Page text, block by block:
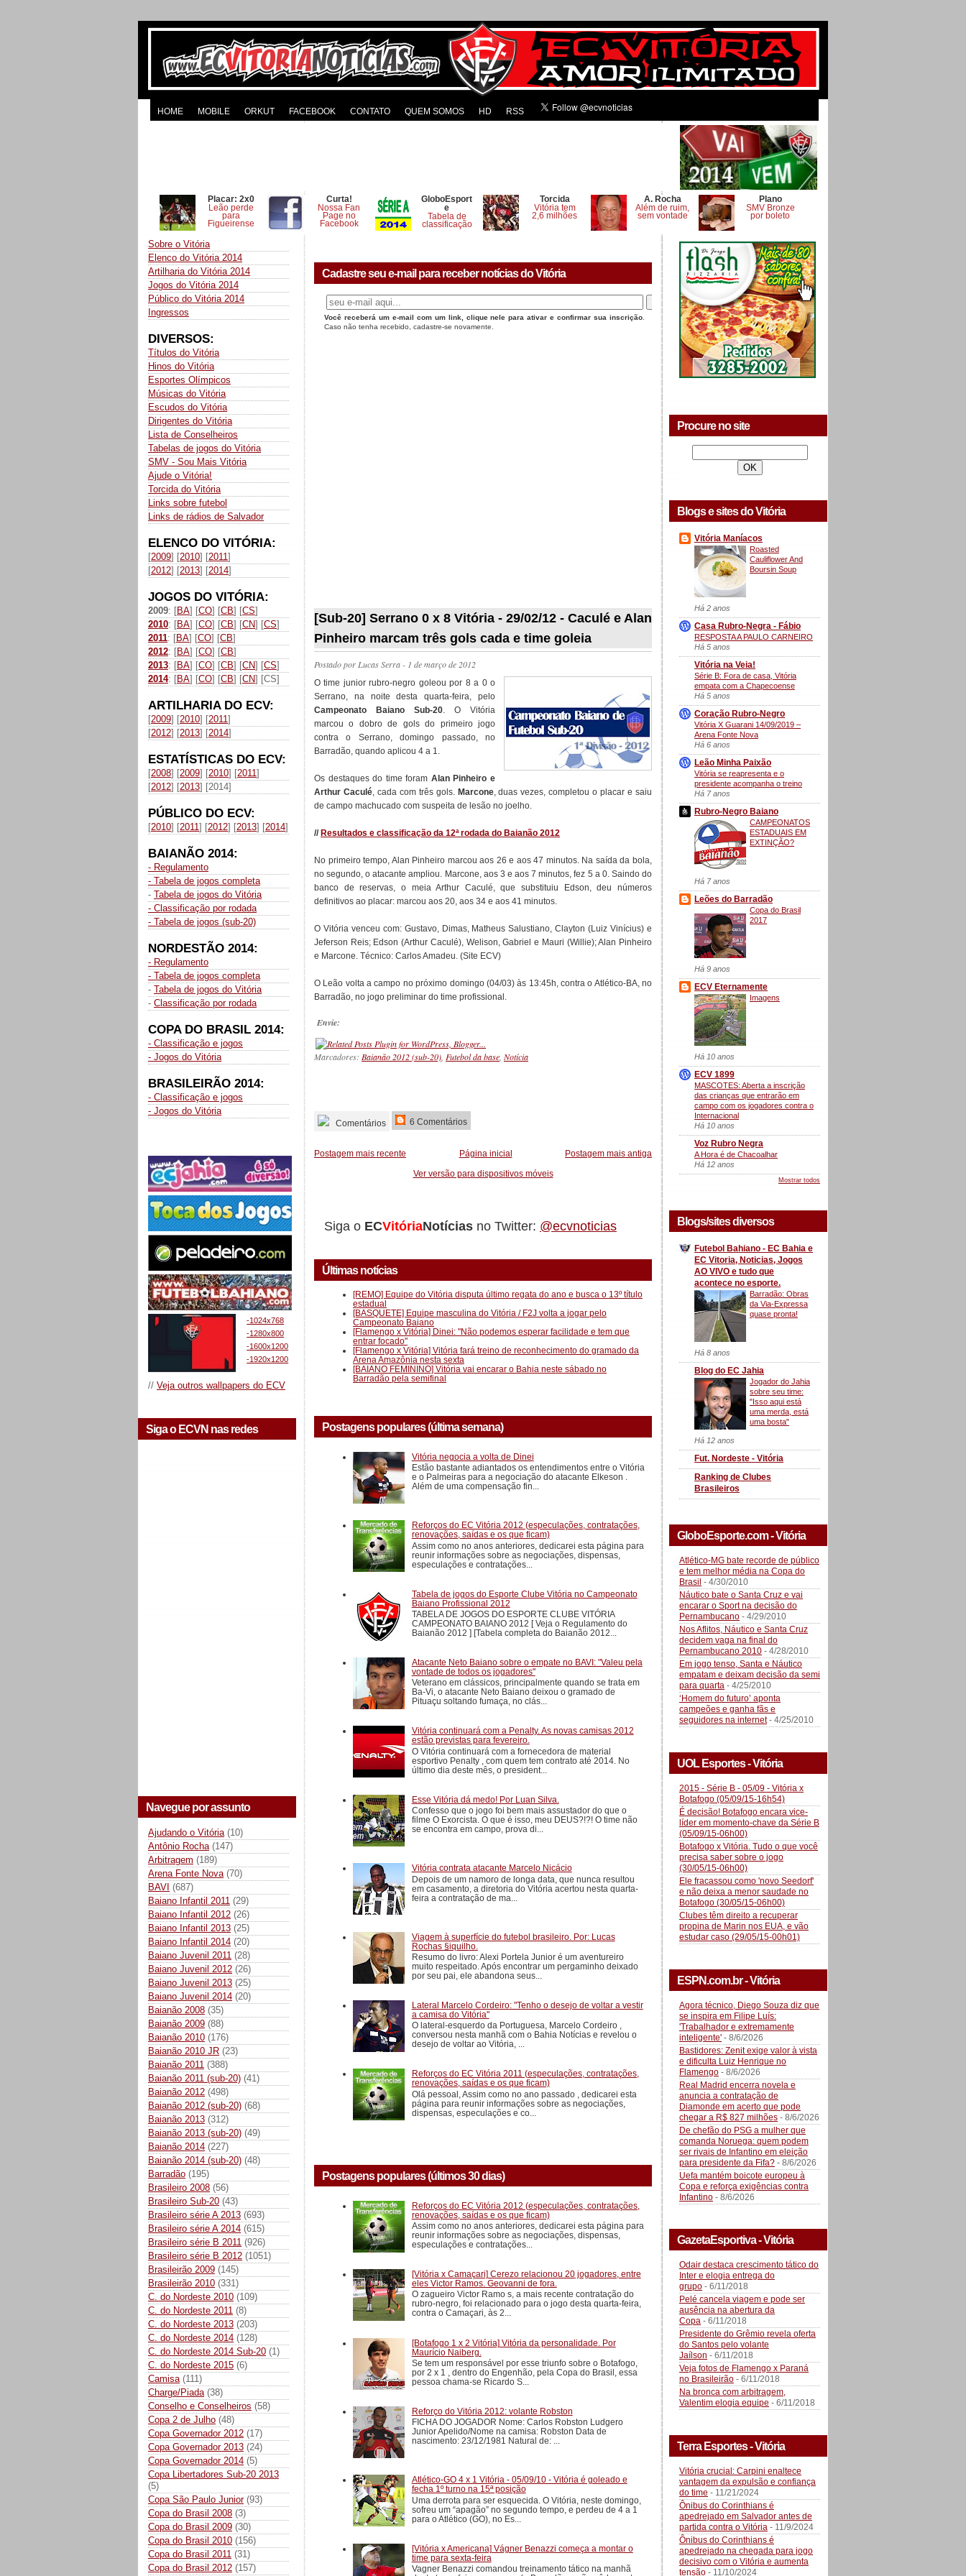
HOME MOBILE ORKUT FACEBOOK CONTATO QUEM SOMOS HD RSS
Placar: 2x0
Leão perde
para
Figueirense
Curta!
Nossa Fan
Page no
Facebook
GloboEsport
e
Tabela de
classificação
Torcida
Vitória tem
2,6 milhões
A. Rocha
Além de ruim,
sem vontade
Plano
SMV Bronze
por boleto
Sobre o Vitória
Elenco do Vitória 2014
Artilharia do Vitória 2014
Jogos do Vitória 2014
Público do Vitória 2014
Ingressos
DIVERSOS:
Títulos do Vitória
Hinos do Vitória
Esportes Olímpicos
Músicas do Vitória
Escudos do Vitória
Dirigentes do Vitória
Lista de Conselheiros
Tabelas de jogos do Vitória
SMV - Sou Mais Vitória
Ajude o Vitória!
Torcida do Vitória
Links sobre futebol
Links de rádios de Salvador
ELENCO DO VITÓRIA:
[2009] [2010] [2011]
[2012] [2013] [2014]
JOGOS DO VITÓRIA:
2009: [BA] [CO] [CB] [CS]
2010: [BA] [CO] [CB] [CN] [CS]
2011: [BA] [CO] [CB]
2012: [BA] [CO] [CB]
2013: [BA] [CO] [CB] [CN] [CS]
2014: [BA] [CO] [CB] [CN] [CS]
ARTILHARIA DO ECV:
[2009] [2010] [2011]
[2012] [2013] [2014]
ESTATÍSTICAS DO ECV:
[2008] [2009] [2010] [2011]
[2012] [2013] [2014]
PÚBLICO DO ECV:
[2010] [2011] [2012] [2013] [2014]
BAIANÃO 2014:
- Regulamento
- Tabela de jogos completa
- Tabela de jogos do Vitória
- Classificação por rodada
- Tabela de jogos (sub-20)
NORDESTÃO 2014:
- Regulamento
- Tabela de jogos completa
- Tabela de jogos do Vitória
- Classificação por rodada
COPA DO BRASIL 2014:
- Classificação e jogos
- Jogos do Vitória
BRASILEIRÃO 2014:
- Classificação e jogos
- Jogos do Vitória
-1024x768
-1280x800
-1600x1200
-1920x1200
// Veja outros wallpapers do ECV
Siga o ECVN nas redes
Navegue por assunto
Ajudando o Vitória (10)
Antônio Rocha (147)
Arbitragem (189)
Arena Fonte Nova (70)
BAVI (687)
Baiano Infantil 2011 (29)
Baiano Infantil 2012 (26)
Baiano Infantil 2013 (25)
Baiano Infantil 2014 (20)
Baiano Juvenil 2011 (28)
Baiano Juvenil 2012 (26)
Baiano Juvenil 2013 (25)
Baiano Juvenil 2014 (20)
Baianão 2008 (35)
Baianão 2009 (88)
Baianão 2010 (176)
Baianão 2010 JR (23)
Baianão 2011 (388)
Baianão 2011 (sub-20) (41)
Baianão 2012 (498)
Baianão 2012 (sub-20) (68)
Baianão 2013 (312)
Baianão 2013 (sub-20) (49)
Baianão 2014 (227)
Baianão 2014 (sub-20) (48)
Barradão (195)
Brasileiro 2008 (56)
Brasileiro Sub-20 (43)
Brasileiro série A 2013 (693)
Brasileiro série A 2014 (615)
Brasileiro série B 2011 (926)
Brasileiro série B 2012 (1051)
Brasileirão 2009 (145)
Brasileirão 2010 (331)
C. do Nordeste 2010 (109)
C. do Nordeste 2011 (8)
C. do Nordeste 2013 (203)
C. do Nordeste 2014 (128)
C. do Nordeste 2014 Sub-20 (1)
C. do Nordeste 2015 (6)
Camisa (111)
Charge/Piada (38)
Conselho e Conselheiros (58)
Copa 2 de Julho (48)
Copa Governador 2012 (17)
Copa Governador 2013 (24)
Copa Governador 2014 (5)
Copa Libertadores Sub-20 2013
(5)
Copa São Paulo Junior (93)
Copa do Brasil 2008 (3)
Copa do Brasil 2009 (30)
Copa do Brasil 2010 (156)
Copa do Brasil 2011 (31)
Copa do Brasil 2012 (157)
Cadastre seu e-mail para receber notícias do Vitória
Você receberá um e-mail com um link, clique nele para ativar e confirmar sua inscrição
Caso não tenha recebido, cadastre-se novamente.
[Sub-20] Serrano 0 x 8 Vitória - 29/02/12 - Caculé e Alan
Pinheiro marcam três gols cada e time goleia
Postado porLucas Serra- 1 de março de 2012
O time junior rubro-negro goleou por 8 a 0 o
Serrano, na noite desta quarta-feira, pelo
Campeonato Baiano Sub-20. O Vitória
marcou o dobro de gols do primeiro jogo
contra o Serrano, domingo passado, no
Barradão, quando aplicou 4 a 1.
Os destaques do time foram Alan Pinheiro e
Arthur Caculé, cada com três gols. Marcone, duas vezes, completou o placar e saiu
de campo machucado com suspeita de lesão no joelho.
// Resultados e classificação da 12ª rodada do Baianão 2012
No primeiro tempo, Alan Pinheiro marcou aos 26 e aos 47 minutos. Na saída da bola,
no segundo, o atacante ampliou. Marcone, aos 3 e aos 7 minutos, fez 5 a 0. Saindo do
banco de reservas, o meia Arthur Caculé, que substituiu Edson, deu números
definitivos ao placar: marcou aos 20, aos 34 e aos 41 minutos.
O Vitória venceu com: Gustavo, Dimas, Matheus Salustiano, Clayton (Luiz Vinícius) e
Jeferson Reis; Edson (Arthur Caculé), Welison, Gabriel e Mauri (Willie); Alan Pinheiro
e Marcone. Técnico: Carlos Amadeu. (Site ECV)
O Leão volta a campo no próximo domingo (04/03) às 13:45h, contra o Atlético-BA, no
Barradão, no jogo preliminar do time profissional.
Envie:
Marcadores: Baianão 2012 (sub-20), Futebol da base, Notícia
Comentários 6 Comentários
Postagem mais recente Postagem mais antiga
Página inicial
Ver versão para dispositivos móveis
Siga o ECVitóriaNotícias no Twitter: @ecvnoticias
Últimas notícias
[REMO] Equipe do Vitória disputa último regata do ano e busca o 13º título
estadual
[BASQUETE] Equipe masculina do Vitória / F2J volta a jogar pelo
Campeonato Baiano
[Flamengo x Vitória] Dinei: "Não podemos esperar facilidade e tem que
entrar focado"
[Flamengo x Vitória] Vitória fará treino de reconhecimento do gramado da
Arena Amazônia nesta sexta
[BAIANO FEMININO] Vitória vai encarar o Bahia neste sábado no
Barradão pela semifinal
Postagens populares (última semana)
Vitória negocia a volta de Dinei
Estão bastante adiantados os entendimentos entre o Vitória
e o Palmeiras para a negociação do atacante Elkeson .
Além de uma compensação fin...
Reforços do EC Vitória 2012 (especulações, contratações,
renovações, saídas e os que ficam)
Assim como no anos anteriores, dedicarei esta página para
reunir informações sobre as negociações, dispensas,
especulações e contratações...
Tabela de jogos do Esporte Clube Vitória no Campeonato
Baiano Profissional 2012
TABELA DE JOGOS DO ESPORTE CLUBE VITÓRIA
CAMPEONATO BAIANO 2012 [ Veja o Regulamento do
Baianão 2012 ] [Tabela completa do Baianão 2012...
Atacante Neto Baiano sobre o empate no BAVI: "Valeu pela
vontade de todos os jogadores"
Veterano em clássicos, principalmente quando se trata em
Ba-Vi, o atacante Neto Baiano deixou o gramado de
Pituaçu soltando fumaça, no clás...
Vitória continuará com a Penalty. As novas camisas 2012
estão previstas para fevereiro.
O Vitória continuará com a fornecedora de material
esportivo Penalty , com quem tem contrato até 2014. No
último dia deste mês, o president...
Esse Vitória dá medo! Por Luan Silva.
Confesso que o jogo foi bem mais assustador do que o
filme O Exorcista. O que é isso, meu DEUS?!?! O time não
se encontra em campo, prova di...
Vitória contrata atacante Marcelo Nicácio
Depois de um namoro de longa data, que nunca resultou
em casamento, a diretoria do Vitória acertou nesta quarta-
feira a contratação de ma...
Viagem à superfície do futebol brasileiro. Por: Lucas
Rochas §iquilho.
Resumo do livro: Alexi Portela Junior é um aventureiro
muito respeitado. Após encontrar um pergaminho deixado
por seu pai, ele abandona seus...
Lateral Marcelo Cordeiro: "Tenho o desejo de voltar a vestir
a camisa do Vitória"
O lateral-esquerdo da Portuguesa, Marcelo Cordeiro ,
conversou nesta manhã com o Bahia Notícias e revelou o
desejo de voltar ao Vitória, ...
Reforços do EC Vitória 2011 (especulações, contratações,
renovações, saídas e os que ficam)
Olá pessoal, Assim como no ano passado , dedicarei esta
página para reunir informações sobre as negociações,
dispensas, especulações e co...
Postagens populares (últimos 30 dias)
Reforços do EC Vitória 2012 (especulações, contratações,
renovações, saídas e os que ficam)
Assim como no anos anteriores, dedicarei esta página para
reunir informações sobre as negociações, dispensas,
especulações e contratações...
[Vitória x Camaçari] Cerezo relacionou 20 jogadores, entre
eles Victor Ramos. Geovanni de fora.
O zagueiro Victor Ramo s, a mais recente contratação do
rubro-negro, foi relacionado para o jogo desta quarta-feira,
contra o Camaçari, às 2...
[Botafogo 1 x 2 Vitória] Vitória da personalidade. Por
Maurício Naiberg.
Se tem um responsável por esse triunfo sobre o Botafogo,
por 2 x 1 , dentro do Engenhão, pela Copa do Brasil, essa
pessoa chama-se Ricardo S...
Reforço do Vitória 2012: volante Robston
FICHA DO JOGADOR Nome: Carlos Robston Ludgero
Junior Apelido/Nome na camisa: Robston Data de
nascimento: 23/12/1981 Natural de: ...
Atlético-GO 4 x 1 Vitória - 05/09/10 - Vitória é goleado e
fecha 1º turno na 15ª posição
Uma derrota para ser esquecida. O Vitória, neste domingo,
sofreu um “apagão” no segundo tempo, e perdeu de 4 a 1
para o Atlético (GO), no Es...
[Vitória x Americana] Vágner Benazzi começa a montar o
time para sexta-feira
Vagner Benazzi comandou treinamento tático na manhã
Procure no site
Blogs e sites do Vitória
Vitória Maníacos
Roasted
Cauliflower And
Boursin Soup
Há 2 anos
Casa Rubro-Negra - Fábio
RESPOSTA A PAULO CARNEIRO
Há 5 anos
Vitória na Veia!
Série B: Fora de casa, Vitória
empata com a Chapecoense
Há 5 anos
Coração Rubro-Negro
Vitória X Guarani 14/09/2019 –
Arena Fonte Nova
Há 6 anos
Leão Minha Paixão
Vitória se reapresenta e o
presidente acompanha o treino
Há 7 anos
Rubro-Negro Baiano
CAMPEONATOS
ESTADUAIS EM
EXTINÇÃO?
Há 7 anos
Leões do Barradão
Copa do Brasil
2017
Há 9 anos
ECV Eternamente
Imagens
Há 10 anos
ECV 1899
MASCOTES: Aberta a inscrição
das crianças que entrarão em
campo com os jogadores contra o
Internacional
Há 10 anos
Voz Rubro Negra
A Hora é de Chacoalhar
Há 12 anos
Mostrar todos
Blogs/sites diversos
Futebol Bahiano - EC Bahia e
EC Vitoria, Noticias, Jogos
AO VIVO e tudo que
acontece no esporte.
Barradão: Obras
da Via-Expressa
quase pronta!
Há 8 anos
Blog do EC Jahia
Jogador do Jahia
sobre seu time:
"Isso aqui está
uma merda, está
uma bosta"
Há 12 anos
Fut. Nordeste - Vitória
Ranking de Clubes
Brasileiros
GloboEsporte.com - Vitória
Atlético-MG bate recorde de público
e tem melhor média na Copa do
Brasil - 4/30/2010
Náutico bate o Santa Cruz e vai
encarar o Sport na decisão do
Pernambucano - 4/29/2010
Nos Aflitos, Náutico e Santa Cruz
decidem vaga na final do
Pernambucano 2010 - 4/28/2010
Em jogo tenso, Santa e Náutico
empatam e deixam decisão da semi
para quarta - 4/25/2010
‘Homem do futuro’ aponta
campeões e ganha fãs e
seguidores na internet- 4/25/2010
UOL Esportes - Vitória
2015 - Série B - 05/09 - Vitória x
Botafogo (05/09/15-16h54)
É decisão! Botafogo encara vice-
líder em momento-chave da Série B
(05/09/15-06h00)
Botafogo x Vitória. Tudo o que você
precisa saber sobre o jogo
(30/05/15-06h00)
Ele fracassou como 'novo Seedorf'
e não deixa a menor saudade no
Botafogo (30/05/15-06h00)
Clubes têm direito a recuperar
propina de Marin nos EUA, e vão
estudar caso (29/05/15-00h01)
ESPN.com.br - Vitória
Agora técnico, Diego Souza diz que
se inspira em Filipe Luís:
'Trabalhador e extremamente
inteligente' - 8/6/2026
Bastidores: Zenit exige valor à vista
e dificulta Luiz Henrique no
Flamengo - 8/6/2026
Real Madrid encerra novela e
anuncia a contratação de
Diamonde em acerto que pode
chegar a R$ 827 milhões - 8/6/2026
De chefão do PSG a mulher que
comanda Noruega: quem podem
ser rivais de Infantino em eleição
para presidente da Fifa? - 8/6/2026
Uefa mantém boicote europeu à
Copa e reforça exigências contra
Infantino - 8/6/2026
GazetaEsportiva - Vitória
Odair destaca crescimento tático do
Inter e elogia entrega do
grupo - 6/11/2018
Pelé cancela viagem e pode ser
ausência na abertura da
Copa - 6/11/2018
Presidente do Grêmio revela oferta
do Santos pelo volante
Jaílson - 6/11/2018
Veja fotos de Flamengo x Paraná
no Brasileirão - 6/11/2018
Na bronca com arbitragem,
Valentim elogia equipe - 6/11/2018
Terra Esportes - Vitória
Vitória crucial: Carpini enaltece
vantagem da expulsão e confiança
do time - 11/21/2024
Ônibus do Corinthians é
apedrejado em Salvador antes de
partida contra o Vitória - 11/9/2024
Ônibus do Corinthians é
apedrejado na chegada para jogo
decisivo com o Vitória e aumenta
tensão - 11/10/2024